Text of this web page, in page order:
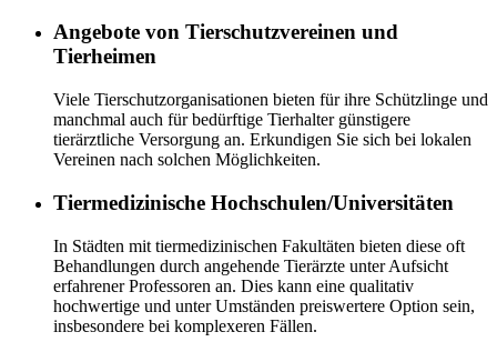
Angebote von Tierschutzvereinen und
Tierheimen
Viele Tierschutzorganisationen bieten für ihre Schützlinge und
manchmal auch für bedürftige Tierhalter günstigere
tierärztliche Versorgung an. Erkundigen Sie sich bei lokalen
Vereinen nach solchen Möglichkeiten.
Tiermedizinische Hochschulen/Universitäten
In Städten mit tiermedizinischen Fakultäten bieten diese oft
Behandlungen durch angehende Tierärzte unter Aufsicht
erfahrener Professoren an. Dies kann eine qualitativ
hochwertige und unter Umständen preiswertere Option sein,
insbesondere bei komplexeren Fällen.